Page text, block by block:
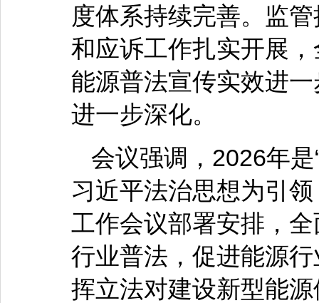
度体系持续完善。监
和应诉工作扎实开展
能源普法宣传实效进
进一步深化。
会议强调，2026年
习近平法治思想为引
工作会议部署安排，
行业普法，促进能源
挥立法对建设新型能